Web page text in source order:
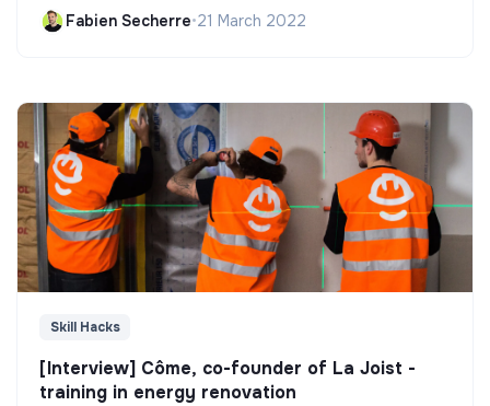
Fabien Secherre•21 March 2022
Skill Hacks
[Interview] Côme, co-founder of La Joist -
training in energy renovation